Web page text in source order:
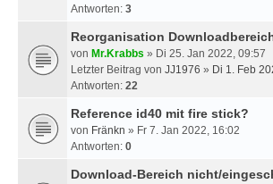
Antworten: 3
Reorganisation
von Mr.Krabbs » Di 25. Jan 2022, 09:57
Letzter Beitrag von JJ1976 » Di 1. Feb
Antworten: 22
Reference id40 mit fire stick?
von Fränkn » Fr 7. Jan 2022, 16:02
Antworten: 0
Download-Bereich nicht/